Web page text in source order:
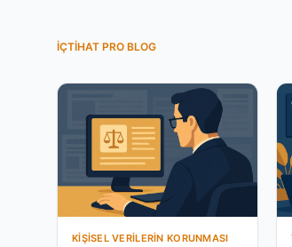
İÇTIHAT PRO BLOG
KIŞISEL VERILERIN KORUNMASI